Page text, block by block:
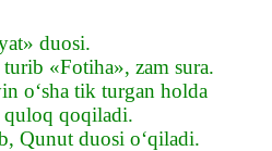
duosi.
«Fotiha», zam sura.
o‘sha tik turgan holda
qoqiladi.
Qunut duosi o‘qiladi.